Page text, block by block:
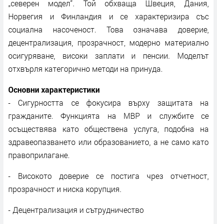
„северен модел“. Той обхваща Швеция, Дания,
Норвегия и Финландия и се характеризира със
социална насоченост. Това означава доверие,
децентрализация, прозрачност, модерно материално
осигуряване, високи заплати и пенсии. Моделът
отхвърля категорично методи на принуда.
Основни характеристики
- Сигурността се фокусира върху защитата на
гражданите. Функцията на МВР и службите се
осъществява като обществена услуга, подобна на
здравеопазването или образованието, а не само като
правоприлагане.
- Високото доверие се постига чрез отчетност,
прозрачност и ниска корупция.
- Децентрализация и сътрудничество